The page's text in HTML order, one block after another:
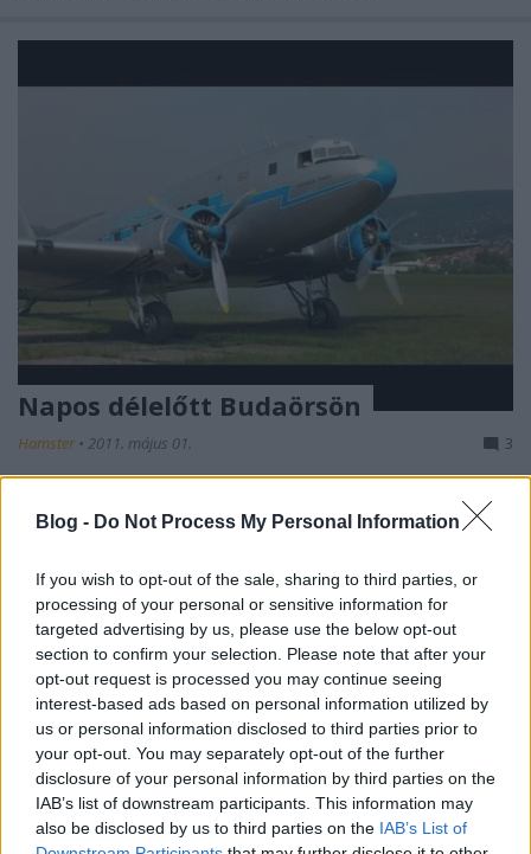
Blog - Do Not Process My Personal Information
If you wish to opt-out of the sale, sharing to third parties, or
processing of your personal or sensitive information for
targeted advertising by us, please use the below opt-out
section to confirm your selection. Please note that after your
opt-out request is processed you may continue seeing
interest-based ads based on personal information utilized by
us or personal information disclosed to third parties prior to
your opt-out. You may separately opt-out of the further
disclosure of your personal information by third parties on the
IAB’s list of downstream participants. This information may
also be disclosed by us to third parties on the IAB’s List of
Napos délelőtt Budaörsön
Hamster • 2011. május 01. 3
- pontosabban a budaörsi reptéren, ami igazából
budaörsiként emlegeti mindenki. Ráadásul
villamossal (is) lehet kimenni oda, szóval tényleg
nekem találták ki ezt a helyet :) A kimenetel oka a
korábban…